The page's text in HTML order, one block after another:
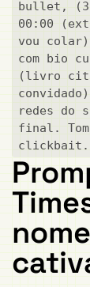
bullet, (3)
00:00
vou
com bio
(livro
redes do
final.
clickbait.